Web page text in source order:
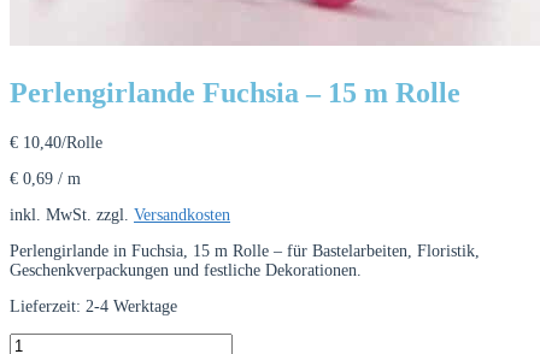
Perlengirlande Fuchsia – 15 m Rolle
€ 10,40/Rolle
€ 0,69 / m
inkl. MwSt. zzgl. Versandkosten
Perlengirlande in Fuchsia, 15 m Rolle – für Bastelarbeiten, Floristik,
Geschenkverpackungen und festliche Dekorationen.
Lieferzeit: 2-4 Werktage
Perlengirlande